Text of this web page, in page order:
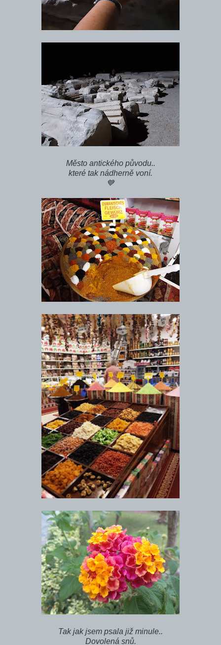
Město antického původu..
které tak nádherně voní.
💙
Tak jak jsem psala již minule..
Dovolená snů.